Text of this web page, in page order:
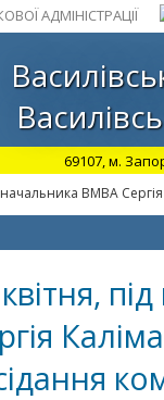
АДМІНІСТРАЦІЇ
69107, м.
ВМВА